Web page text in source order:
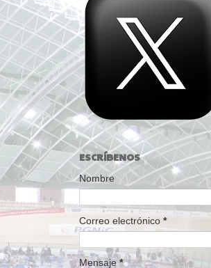
ESCRÍBENOS
Nombre
Correo electrónico *
Mensaje*